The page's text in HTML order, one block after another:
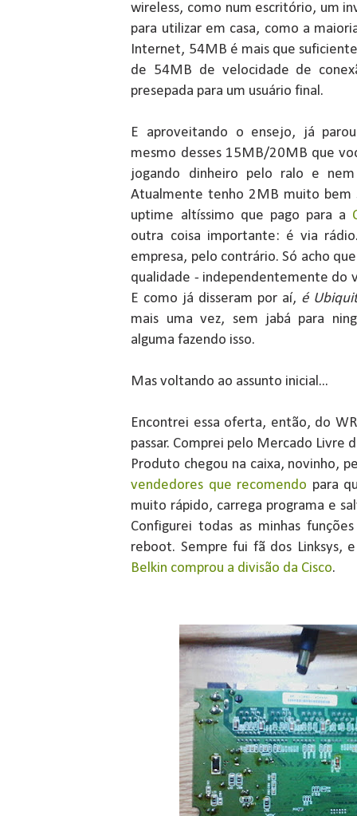
wireless, como num escritório, um
para utilizar em casa, como a
Internet, 54MB é mais que
de 54MB de velocidade de
presepada para um usuário final.
E aproveitando o ensejo, já
mesmo desses 15MB/20MB que
jogando dinheiro pelo ralo e
Atualmente tenho 2MB muito bem
uptime altíssimo que pago para a
outra coisa importante: é via
empresa, pelo contrário. Só acho
qualidade - independentemente do
E como já disseram por aí, é
mais uma vez, sem jabá para
alguma fazendo isso.
Mas voltando ao assunto inicial...
Encontrei essa oferta, então, do
passar. Comprei pelo Mercado Livre
Produto chegou na caixa, novinho,
vendedores que recomendo para
muito rápido, carrega programa e
Configurei todas as minhas
reboot. Sempre fui fã dos Linksys,
Belkin comprou a divisão da Cisco.